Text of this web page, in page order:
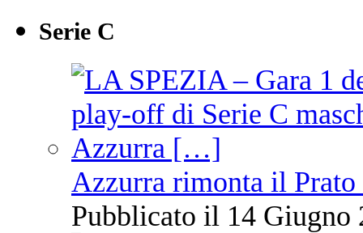
Serie C
Azzurra rimonta il Prato
Pubblicato il 14 Giugno